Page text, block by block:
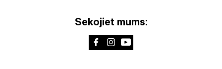
Sekojiet mums: